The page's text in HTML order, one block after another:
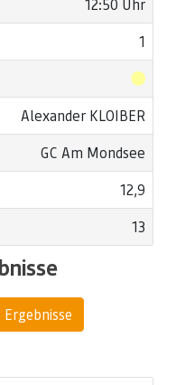
12:50 Uhr
1
Alexander KLOIBER
GC Am Mondsee
12,9
13